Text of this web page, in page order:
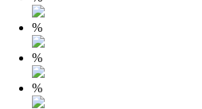
%
%
%